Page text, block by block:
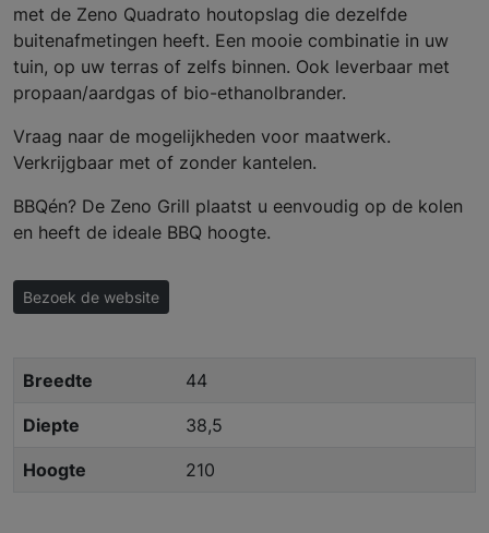
met de Zeno Quadrato houtopslag die dezelfde
buitenafmetingen heeft. Een mooie combinatie in uw
tuin, op uw terras of zelfs binnen. Ook leverbaar met
propaan/aardgas of bio-ethanolbrander.
Vraag naar de mogelijkheden voor maatwerk.
Verkrijgbaar met of zonder kantelen.
BBQén? De Zeno Grill plaatst u eenvoudig op de kolen
en heeft de ideale BBQ hoogte.
Bezoek de website
Breedte 44
Diepte 38,5
Hoogte 210